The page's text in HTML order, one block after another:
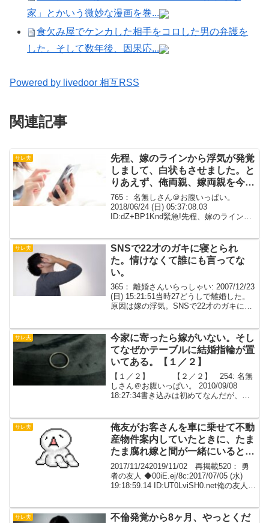
家」とかいう微妙な漫画を巻...
食欠み屋でケンカした相手をコロした男の弁護を
した。そして数年後、因果応...
Powered by livedoor 相互RSS
関連記事
サレ夫
先程、嫁のラインから浮気が発覚
しまして、白状もさせました。と
りあえず、俺両親、嫁両親を今日
招集します。
765： 名無しさん＠お腹いっぱい。
2018/06/24 (日) 05:37:08.03
ID:dZ+BP1Knd緊急!先程、嫁のラインか
招集します。 嫁はもうすでに...
サレ夫
SNSで22才のガキに寝とられ
た。情けなくて誰にも言ってな
い。
365： 離婚さんいらっしゃい: 2007/12/23
(日) 15:21:51当時27どうしで離婚した。
原因は嫁の浮気。SNSで22才のガキに寝
メも見てしまった。今...
サレ夫
今家に寄ったら嫁がいない。そし
てなぜかテーブルに結婚指輪が置
いてある。【１／２】
【１／２】 【２／２】 254: 名無
しさん＠お腹いっぱい。 2010/09/08
18:27:34書き込みは初めてなんだが、暇
ルを発見した。 「（自分の車で）ド...
サレ夫
俺友がお客さんを車に乗せて不動
産物件案内していたときに、たま
たま腐れ嫁と間が一緒にいるとこ
ろを見かけた
2017/11/242019/11/02 再掲載520： 勇
者の友人 ◆00iE.ej/8c:2017/07/05 (水)
19:18:59.14 ID:UT0LviSH0.net俺の友人の
サレ夫
不倫発覚から8ヶ月、やっとくだ